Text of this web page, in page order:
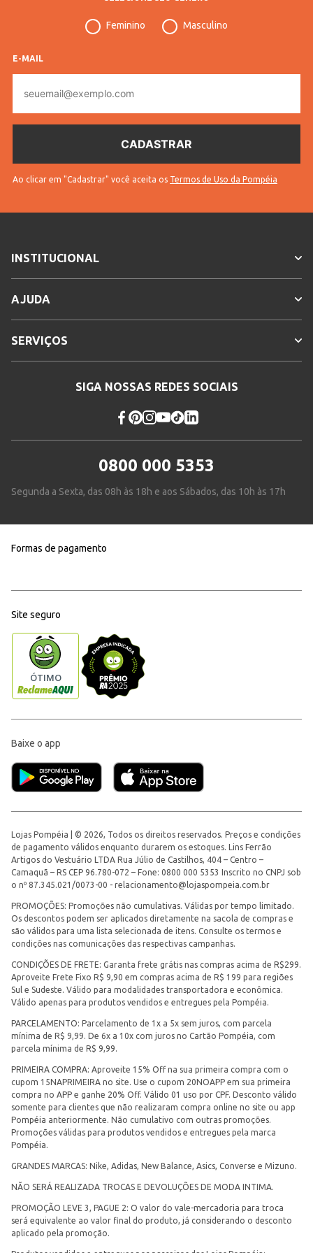
Feminino Masculino
E-MAIL
mail
Ao clicar em "Cadastrar" você aceita os Termos de Uso da Pompéia
INSTITUCIONAL
AJUDA
SERVIÇOS
SIGA NOSSAS REDES SOCIAIS
0800 000 5353
Segunda a Sexta, das 08h às 18h e aos Sábados, das 10h às 17h
Formas de pagamento
Site seguro
Baixe o app
Lojas Pompéia | © 2026, Todos os direitos reservados. Preços e condições
de pagamento válidos enquanto durarem os estoques. Lins Ferrão
Artigos do Vestuário LTDA Rua Júlio de Castilhos, 404 – Centro –
Camaquã – RS CEP 96.780-072 – Fone: 0800 000 5353 Inscrito no CNPJ sob
o nº 87.345.021/0073-00 - relacionamento@lojaspompeia.com.br
PROMOÇÕES: Promoções não cumulativas. Válidas por tempo limitado.
Os descontos podem ser aplicados diretamente na sacola de compras e
são válidos para uma lista selecionada de itens. Consulte os termos e
condições nas comunicações das respectivas campanhas.
CONDIÇÕES DE FRETE: Garanta frete grátis nas compras acima de R$299.
Aproveite Frete Fixo R$ 9,90 em compras acima de R$ 199 para regiões
Sul e Sudeste. Válido para modalidades transportadora e econômica.
Válido apenas para produtos vendidos e entregues pela Pompéia.
PARCELAMENTO: Parcelamento de 1x a 5x sem juros, com parcela
mínima de R$ 9,99. De 6x a 10x com juros no Cartão Pompéia, com
parcela mínima de R$ 9,99.
PRIMEIRA COMPRA: Aproveite 15% Off na sua primeira compra com o
cupom 15NAPRIMEIRA no site. Use o cupom 20NOAPP em sua primeira
compra no APP e ganhe 20% Off. Válido 01 uso por CPF. Desconto válido
somente para clientes que não realizaram compra online no site ou app
Pompéia anteriormente. Não cumulativo com outras promoções.
Promoções válidas para produtos vendidos e entregues pela marca
Pompéia.
GRANDES MARCAS: Nike, Adidas, New Balance, Asics, Converse e Mizuno.
NÃO SERÁ REALIZADA TROCAS E DEVOLUÇÕES DE MODA INTIMA.
PROMOÇÃO LEVE 3, PAGUE 2: O valor do vale-mercadoria para troca
será equivalente ao valor final do produto, já considerando o desconto
aplicado pela promoção.